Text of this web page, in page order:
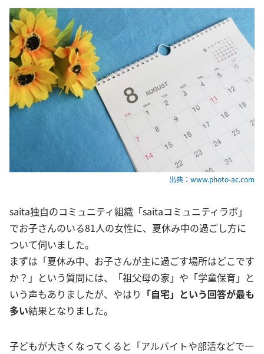
出典：www.photo-ac.com
saita独自のコミュニティ組織「saitaコミュニティラボ」
でお子さんのいる81人の女性に、夏休み中の過ごし方に
ついて伺いました。
まずは「夏休み中、お子さんが主に過ごす場所はどこです
か？」という質問には、「祖父母の家」や「学童保育」と
いう声もありましたが、やはり 「自宅」という回答が最も
多い結果となりました。
子どもが大きくなってくると「アルバイトや部活などで一